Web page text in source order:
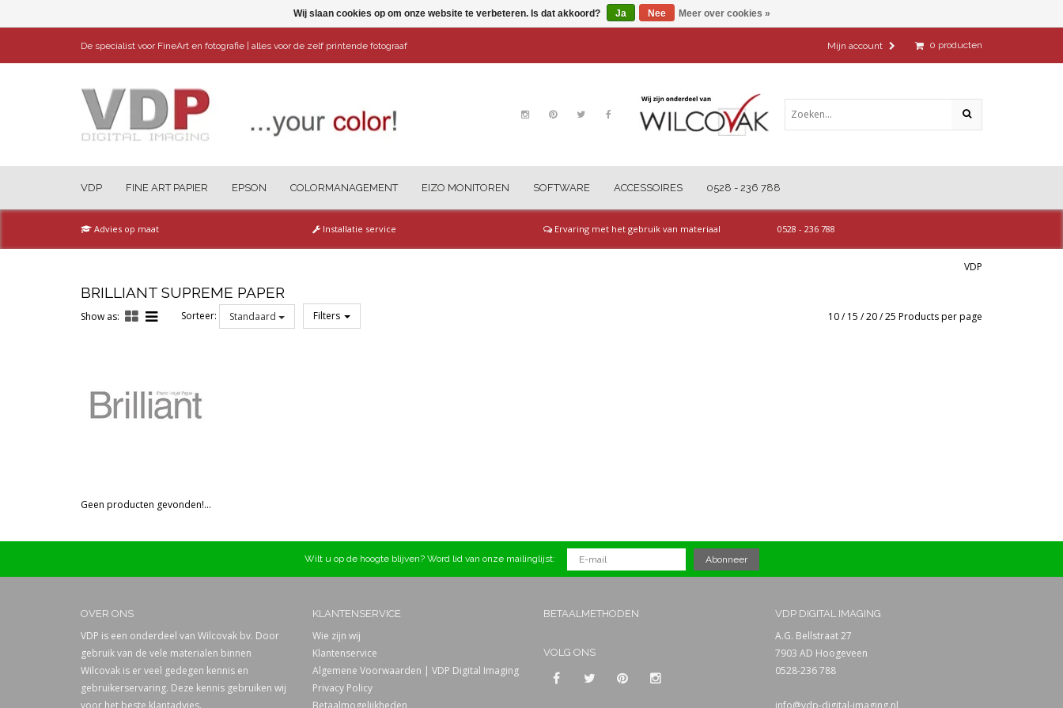
De specialist voor FineArt en fotografie | alles voor de zelf printende fotograaf 0 producten
Mijn account
VDP FINE ART PAPIER EPSON COLORMANAGEMENT EIZO MONITOREN SOFTWARE ACCESSOIRES 0528 - 236 788
Advies op maat Installatie service Ervaring met het gebruik van materiaal 0528 - 236 788
VDP
BRILLIANT SUPREME PAPER
10/15 /20/25 Products per page
Show as: Sorteer: Standaard Filters
Geen producten gevonden!...
Wilt u op de hoogte blijven? Word lid van onze mailinglijst:
OVER ONS
VDP is een onderdeel van Wilcovak bv. Door
gebruik van de vele materialen binnen
Wilcovak is er veel gedegen kennis en
gebruikerservaring. Deze kennis gebruiken wij
voor het beste klantadvies.
KLANTENSERVICE
Wie zijn wij
Klantenservice
Algemene Voorwaarden | VDP Digital Imaging
Privacy Policy
Betaalmogelijkheden
BETAALMETHODEN
VOLG ONS
VDP DIGITAL IMAGING
A.G. Bellstraat 27
7903 AD Hoogeveen
0528-236 788
info@vdp-digital-imaging.nl
Wij slaan cookies op om onze website te verbeteren. Is dat akkoord? Ja Nee Meer over cookies »